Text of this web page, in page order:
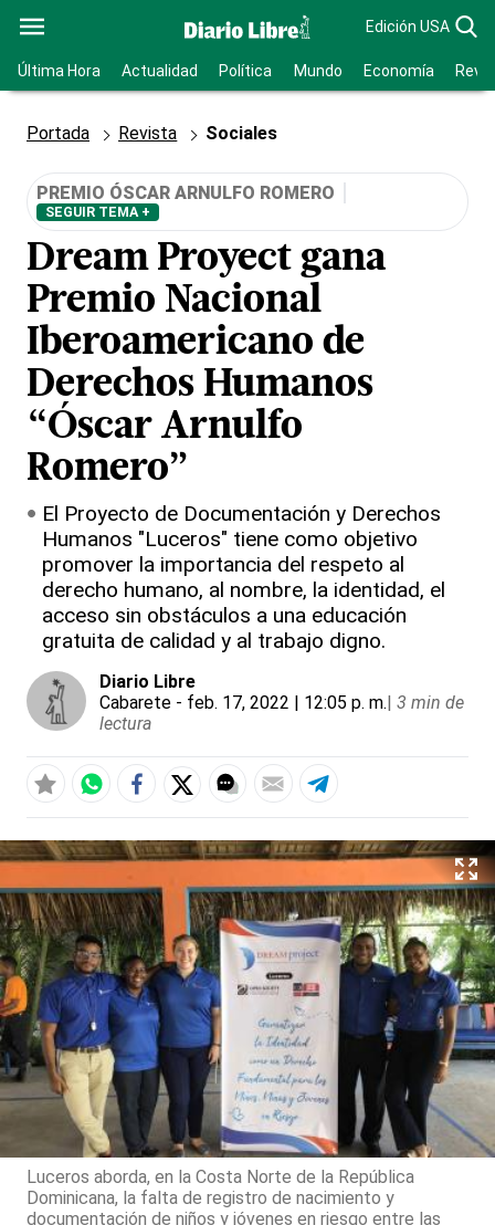
Edición USA
Última Hora Actualidad Política Mundo Economía
Portada Revista Sociales
PREMIO ÓSCAR ARNULFO ROMERO
SEGUIR TEMA +
Dream Proyect gana
Premio Nacional
Iberoamericano de
Derechos Humanos
“Óscar Arnulfo
Romero”
El Proyecto de Documentación y Derechos
Humanos "Luceros" tiene como objetivo
promover la importancia del respeto al
derecho humano, al nombre, la identidad, el
acceso sin obstáculos a una educación
gratuita de calidad y al trabajo digno.
Diario Libre
Cabarete - feb. 17, 2022 | 12:05 p. m.| 3 min de
lectura
Luceros aborda, en la Costa Norte de la República
Dominicana, la falta de registro de nacimiento y
documentación de niños y jóvenes en riesgo entre las